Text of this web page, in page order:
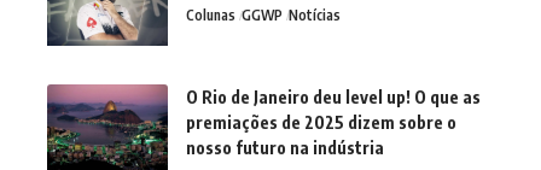
Colunas GGWP Notícias
O Rio de Janeiro deu level up! O que as
premiações de 2025 dizem sobre o
nosso futuro na indústria